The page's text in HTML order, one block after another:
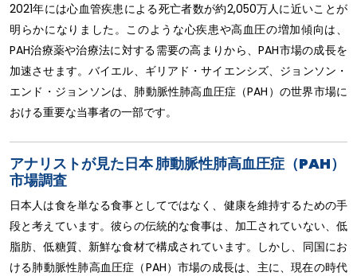
2021年には心血管疾患による死亡者数が約2,050万人に近いことが
明らかになりました。このような心疾患や高血圧の増加傾向は、
PAH治療薬や治療法に対する需要の高まりから、PAH市場の成長を
加速させます。バイエル、ギリアド・サイエンシズ、ジョンソン・
エンド・ジョンソンは、肺動脈性肺高血圧症（PAH）の世界市場に
おける重要な当事者の一部です。
アナリストが見た日本 肺動脈性肺高血圧症（PAH）
市場調査
日本人は食を単なる食事としてではなく、健康を維持するための手
段と考えています。彼らの伝統的な食事は、加工されていない、低
脂肪、低糖質、新鮮な食材で構成されています。しかし、同国にお
ける肺動脈性肺高血圧症（PAH）市場の成長は、主に、現在の時代